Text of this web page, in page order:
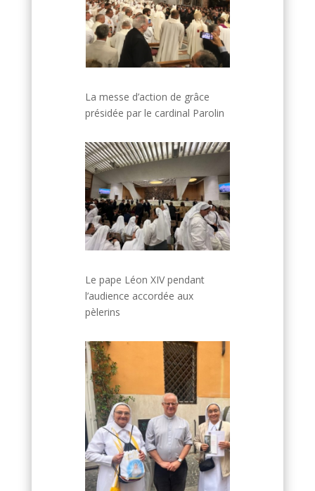
La messe d’action de grâce
présidée par le cardinal Parolin
Le pape Léon XIV pendant
l’audience accordée aux
pèlerins